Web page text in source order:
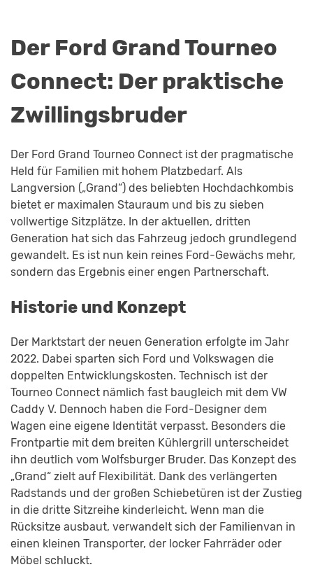
Der Ford Grand Tourneo
Connect: Der praktische
Zwillingsbruder
Der Ford Grand Tourneo Connect ist der pragmatische
Held für Familien mit hohem Platzbedarf. Als
Langversion („Grand“) des beliebten Hochdachkombis
bietet er maximalen Stauraum und bis zu sieben
vollwertige Sitzplätze. In der aktuellen, dritten
Generation hat sich das Fahrzeug jedoch grundlegend
gewandelt. Es ist nun kein reines Ford-Gewächs mehr,
sondern das Ergebnis einer engen Partnerschaft.
Historie und Konzept
Der Marktstart der neuen Generation erfolgte im Jahr
2022. Dabei sparten sich Ford und Volkswagen die
doppelten Entwicklungskosten. Technisch ist der
Tourneo Connect nämlich fast baugleich mit dem VW
Caddy V. Dennoch haben die Ford-Designer dem
Wagen eine eigene Identität verpasst. Besonders die
Frontpartie mit dem breiten Kühlergrill unterscheidet
ihn deutlich vom Wolfsburger Bruder. Das Konzept des
„Grand“ zielt auf Flexibilität. Dank des verlängerten
Radstands und der großen Schiebetüren ist der Zustieg
in die dritte Sitzreihe kinderleicht. Wenn man die
Rücksitze ausbaut, verwandelt sich der Familienvan in
einen kleinen Transporter, der locker Fahrräder oder
Möbel schluckt.